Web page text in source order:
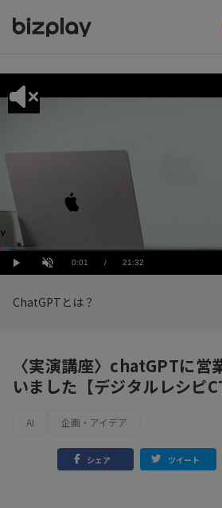
Play UnmuteCurrent
0:01 / Duration
21:32
Loaded:
2.79%
ChatGPTとは？
〈実演講座〉chatGPTに営
いました【デジタルレシピ
AI 企画・アイデア
シェア ツイート